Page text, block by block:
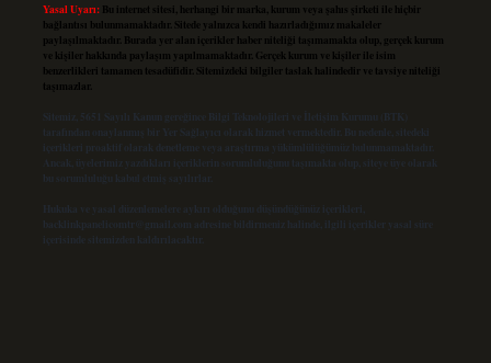
Yasal Uyarı: Bu internet sitesi, herhangi bir marka, kurum veya şahıs şirketi ile hiçbir
bağlantısı bulunmamaktadır. Sitede yalnızca kendi hazırladığımız makaleler
paylaşılmaktadır. Burada yer alan içerikler haber niteliği taşımamakta olup, gerçek kurum
ve kişiler hakkında paylaşım yapılmamaktadır. Gerçek kurum ve kişiler ile isim
benzerlikleri tamamen tesadüfidir. Sitemizdeki bilgiler taslak halindedir ve tavsiye niteliği
taşımazlar.
Sitemiz, 5651 Sayılı Kanun gereğince Bilgi Teknolojileri ve İletişim Kurumu (BTK)
tarafından onaylanmış bir Yer Sağlayıcı olarak hizmet vermektedir. Bu nedenle, sitedeki
içerikleri proaktif olarak denetleme veya araştırma yükümlülüğümüz bulunmamaktadır.
Ancak, üyelerimiz yazdıkları içeriklerin sorumluluğunu taşımakta olup, siteye üye olarak
bu sorumluluğu kabul etmiş sayılırlar.
Hukuka ve yasal düzenlemelere aykırı olduğunu düşündüğünüz içerikleri,
backlinkpanelicomtr@gmail.com adresine bildirmeniz halinde, ilgili içerikler yasal süre
içerisinde sitemizden kaldırılacaktır.